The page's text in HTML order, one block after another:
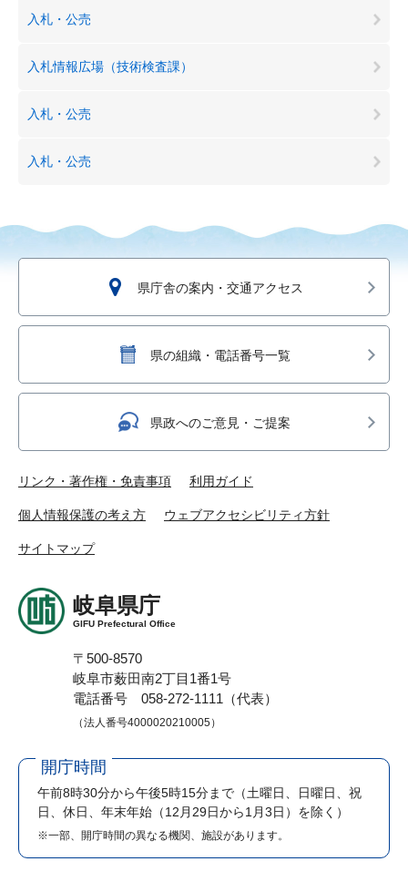
入札・公売
入札情報広場（技術検査課）
入札・公売
入札・公売
県庁舎の案内・交通アクセス
県の組織・電話番号一覧
県政へのご意見・ご提案
リンク・著作権・免責事項 利用ガイド
個人情報保護の考え方 ウェブアクセシビリティ方針
サイトマップ
岐阜県庁
GIFU Prefectural Office
〒500-8570
岐阜市薮田南2丁目1番1号
電話番号 058-272-1111（代表）
（法人番号4000020210005）
開庁時間
午前8時30分から午後5時15分まで （土曜日、日曜日、祝
日、休日、年末年始（12月29日から1月3日）を除く）
※一部、開庁時間の異なる機関、施設があります。